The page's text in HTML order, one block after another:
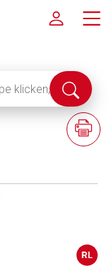
Suche
F
a
o
r